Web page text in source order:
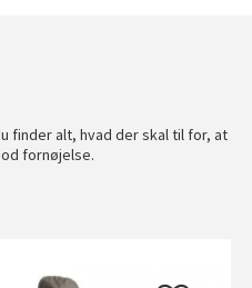
finder alt, hvad der skal til for, at
fornøjelse.